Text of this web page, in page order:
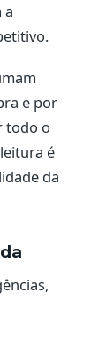
a
e por
todo o
é
da